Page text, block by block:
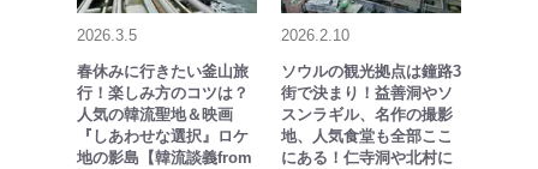
2026.3.5
春休みに行きたい釜山旅
行！楽しみ方のコツは？
人気の韓流聖地＆映画
『しあわせな選択』ロケ
地の影島【韓流談義from
2026.2.10
ソウルの観光拠点は鐘路3
街で決まり！益善洞やソ
スンラギル、名作の撮影
地、人気食堂も全部ここ
にある！仁寺洞や北村に